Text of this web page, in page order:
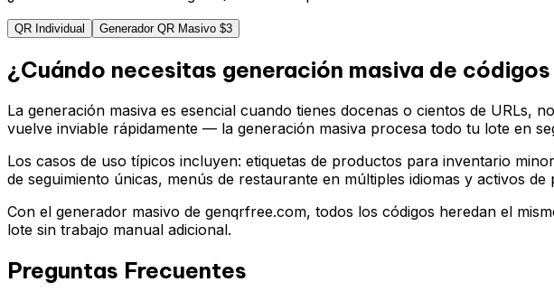
QR Individual Generador QR Masivo $3
¿Cuándo necesitas generación masiva de códigos
La generación masiva es esencial cuando tienes docenas o cientos de
vuelve inviable rápidamente — la generación masiva procesa todo tu lote en
Los casos de uso típicos incluyen: etiquetas de productos para inventario
de seguimiento únicas, menús de restaurante en múltiples idiomas y activos de
Con el generador masivo de genqrfree.com, todos los códigos heredan el
lote sin trabajo manual adicional.
Preguntas Frecuentes